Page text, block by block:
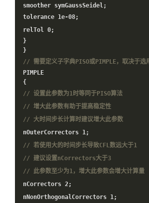
smoother symGaussSeidel;
tolerance 1e-08;
relTol 0;
}
}
// 需要定义子字典PISO或PIMPLE，取决于选
PIMPLE
{
// 设置此参数为1时等同于PISO算法
// 增大此参数有助于提高稳定性
// 大时间步长计算时建议增大此参数
nOuterCorrectors 1;
// 若使用大的时间步长导致CFL数远大于1
// 建议设置nCorrectors大于3
// 此参数至少为1，增大此参数会增大计算量
nCorrectors 2;
nNonOrthogonalCorrectors 1;